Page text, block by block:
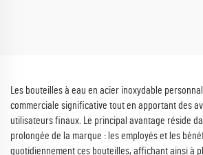
Les bouteilles à eau en acier inoxydable
commerciale significative tout en apportant des
utilisateurs finaux. Le principal avantage réside
prolongée de la marque : les employés et les
quotidiennement ces bouteilles, affichant ainsi à